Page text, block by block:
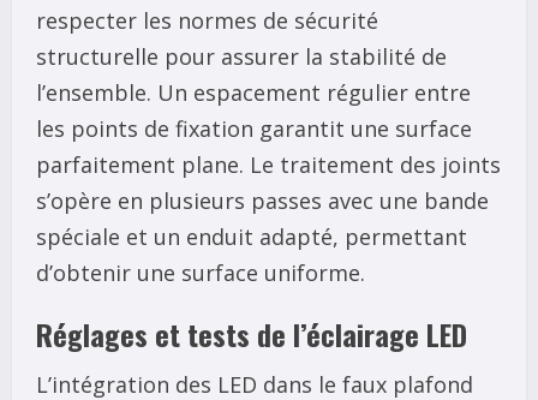
respecter les normes de sécurité
structurelle pour assurer la stabilité de
l’ensemble. Un espacement régulier entre
les points de fixation garantit une surface
parfaitement plane. Le traitement des joints
s’opère en plusieurs passes avec une bande
spéciale et un enduit adapté, permettant
d’obtenir une surface uniforme.
Réglages et tests de l’éclairage LED
L’intégration des LED dans le faux plafond